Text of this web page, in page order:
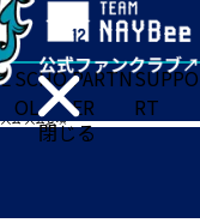
閉じる
SCHO
OL
PARTN
ER
SUPPO
RT
会 大会要項